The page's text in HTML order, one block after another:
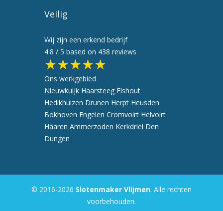
Veilig
Wij zijn een erkend bedrijf
4.8 / 5 based on 438 reviews
★★★★★
Ons werkgebied
Nieuwkuijk Haarsteeg Elshout
Hedikhuizen Drunen Herpt Heusden
Bokhoven Engelen Cromvoirt Helvoirt
Haaren Ammerzoden Kerkdriel Den
Dungen
© 2016-2026 Slotenmaker Vlijmen. Alle rechten
voorbehouden.